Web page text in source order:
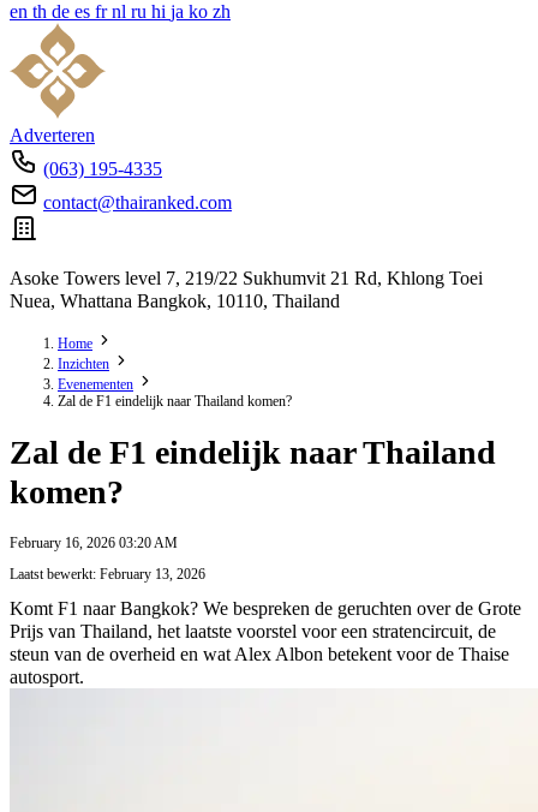
en th de es fr nl ru hi ja ko zh
Adverteren
(063) 195-4335
contact@thairanked.com
Asoke Towers level 7, 219/22 Sukhumvit 21 Rd, Khlong Toei
Nuea, Whattana Bangkok, 10110, Thailand
Home
Inzichten
Evenementen
Zal de F1 eindelijk naar Thailand komen?
Zal de F1 eindelijk naar Thailand
komen?
February 16, 2026 03:20 AM
Laatst bewerkt: February 13, 2026
Komt F1 naar Bangkok? We bespreken de geruchten over de Grote
Prijs van Thailand, het laatste voorstel voor een stratencircuit, de
steun van de overheid en wat Alex Albon betekent voor de Thaise
autosport.